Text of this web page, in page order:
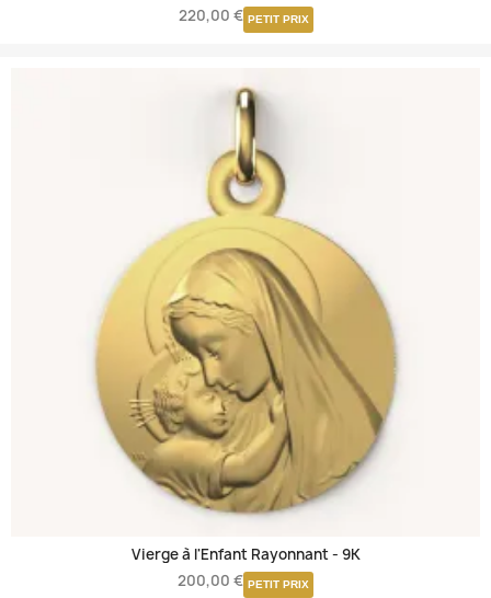
220,00 € PETIT PRIX
Vierge à l'Enfant Rayonnant - 9K
200,00 € PETIT PRIX